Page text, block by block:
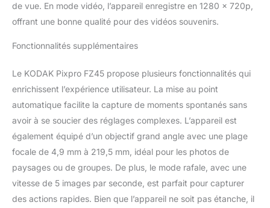
et précises.
de vue. En mode vidéo, l’appareil enregistre en 1280 x 720p,
offrant une bonne qualité pour des vidéos souvenirs.
Fonctionnalités supplémentaires
Le KODAK Pixpro FZ45 propose plusieurs fonctionnalités qui
enrichissent l’expérience utilisateur. La mise au point
automatique facilite la capture de moments spontanés sans
avoir à se soucier des réglages complexes. L’appareil est
également équipé d’un objectif grand angle avec une plage
focale de 4,9 mm à 219,5 mm, idéal pour les photos de
paysages ou de groupes. De plus, le mode rafale, avec une
vitesse de 5 images par seconde, est parfait pour capturer
des actions rapides. Bien que l’appareil ne soit pas étanche, il